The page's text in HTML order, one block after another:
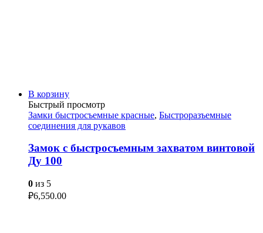
В корзину
Быстрый просмотр
Замки быстросъемные красные, Быстроразъемные
соединения для рукавов
Замок с быстросъемным захватом винтовой
Ду 100
0 из 5
₽6,550.00